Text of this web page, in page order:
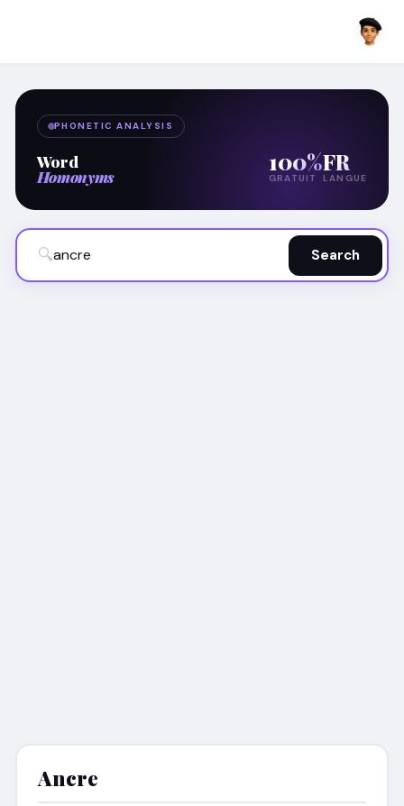
PHONETIC ANALYSIS
Word
Homonyms
100%
GRATUIT
FR
LANGUE
🔍 Search
Ancre